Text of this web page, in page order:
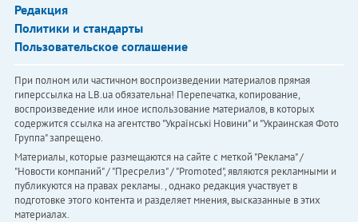
Редакция
Политики и стандарты
Пользовательское соглашение
При полном или частичном воспроизведении материалов прямая
гиперссылка на LB.ua обязательна! Перепечатка, копирование,
воспроизведение или иное использование материалов, в которых
содержится ссылка на агентство "Українськi Новини" и "Украинская Фото
Группа" запрещено.
Материалы, которые размещаются на сайте с меткой "Реклама" /
"Новости компаний" / "Пресрелиз" / "Promoted", являются рекламными и
публикуются на правах рекламы. , однако редакция участвует в
подготовке этого контента и разделяет мнения, высказанные в этих
материалах.